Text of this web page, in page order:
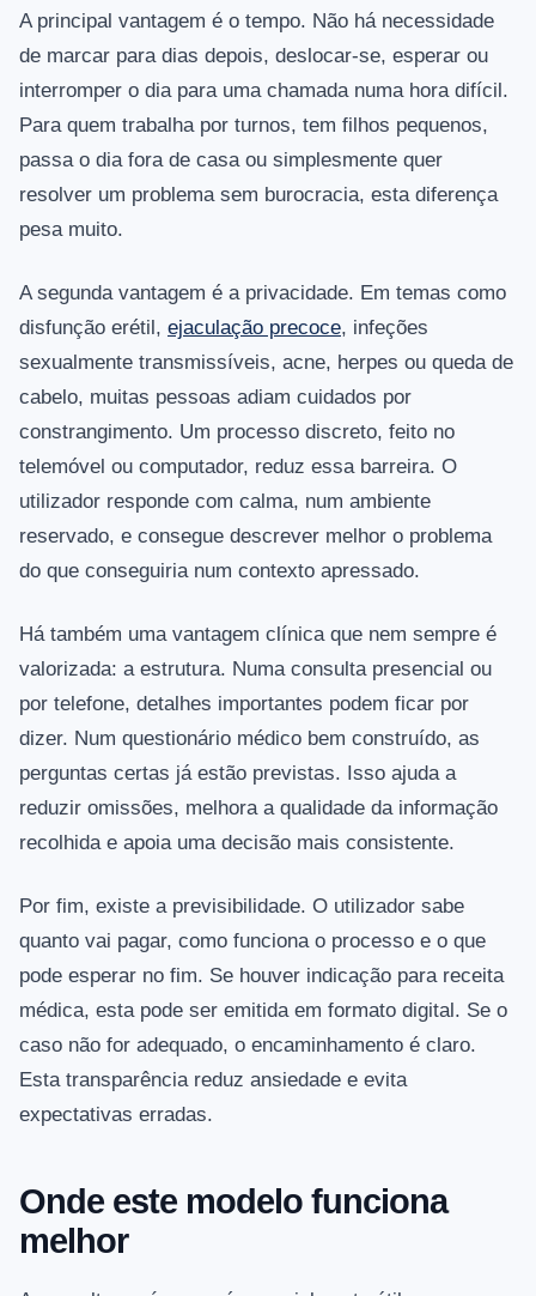
A principal vantagem é o tempo. Não há necessidade
de marcar para dias depois, deslocar-se, esperar ou
interromper o dia para uma chamada numa hora difícil.
Para quem trabalha por turnos, tem filhos pequenos,
passa o dia fora de casa ou simplesmente quer
resolver um problema sem burocracia, esta diferença
pesa muito.
A segunda vantagem é a privacidade. Em temas como
disfunção erétil, ejaculação precoce, infeções
sexualmente transmissíveis, acne, herpes ou queda de
cabelo, muitas pessoas adiam cuidados por
constrangimento. Um processo discreto, feito no
telemóvel ou computador, reduz essa barreira. O
utilizador responde com calma, num ambiente
reservado, e consegue descrever melhor o problema
do que conseguiria num contexto apressado.
Há também uma vantagem clínica que nem sempre é
valorizada: a estrutura. Numa consulta presencial ou
por telefone, detalhes importantes podem ficar por
dizer. Num questionário médico bem construído, as
perguntas certas já estão previstas. Isso ajuda a
reduzir omissões, melhora a qualidade da informação
recolhida e apoia uma decisão mais consistente.
Por fim, existe a previsibilidade. O utilizador sabe
quanto vai pagar, como funciona o processo e o que
pode esperar no fim. Se houver indicação para receita
médica, esta pode ser emitida em formato digital. Se o
caso não for adequado, o encaminhamento é claro.
Esta transparência reduz ansiedade e evita
expectativas erradas.
Onde este modelo funciona
melhor